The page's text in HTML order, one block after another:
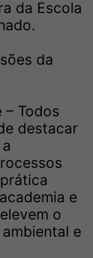
da Escola
da
– Todos
destacar
e
o
e